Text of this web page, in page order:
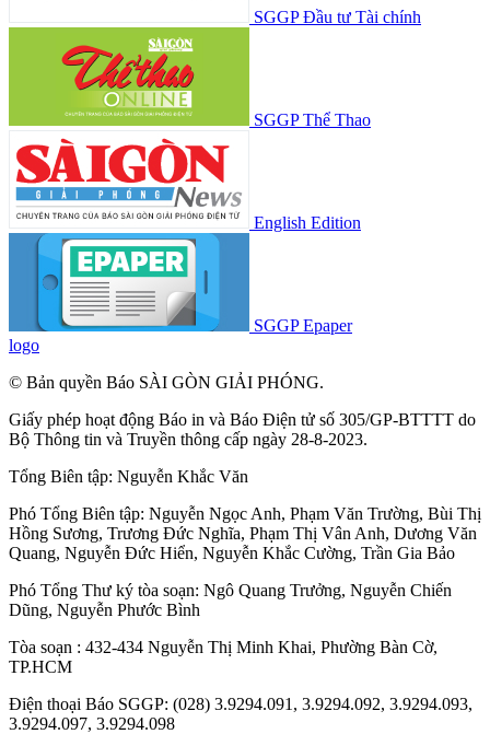
SGGP Đầu tư Tài chính
SGGP Thể Thao
English Edition
SGGP Epaper
logo
© Bản quyền Báo SÀI GÒN GIẢI PHÓNG.
Giấy phép hoạt động Báo in và Báo Điện tử số 305/GP-BTTTT do
Bộ Thông tin và Truyền thông cấp ngày 28-8-2023.
Tổng Biên tập: Nguyễn Khắc Văn
Phó Tổng Biên tập: Nguyễn Ngọc Anh, Phạm Văn Trường, Bùi Thị
Hồng Sương, Trương Đức Nghĩa, Phạm Thị Vân Anh, Dương Văn
Quang, Nguyễn Đức Hiển, Nguyễn Khắc Cường, Trần Gia Bảo
Phó Tổng Thư ký tòa soạn: Ngô Quang Trưởng, Nguyễn Chiến
Dũng, Nguyễn Phước Bình
Tòa soạn : 432-434 Nguyễn Thị Minh Khai, Phường Bàn Cờ,
TP.HCM
Điện thoại Báo SGGP: (028) 3.9294.091, 3.9294.092, 3.9294.093,
3.9294.097, 3.9294.098